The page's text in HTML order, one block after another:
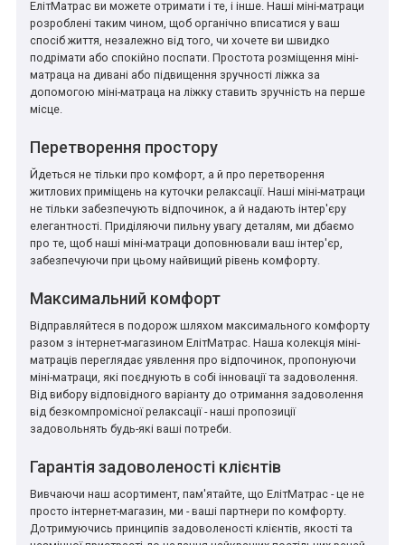
ЕлітМатрас ви можете отримати і те, і інше. Наші міні-матраци
розроблені таким чином, щоб органічно вписатися у ваш
спосіб життя, незалежно від того, чи хочете ви швидко
подрімати або спокійно поспати. Простота розміщення міні-
матраца на дивані або підвищення зручності ліжка за
допомогою міні-матраца на ліжку ставить зручність на перше
місце.
Перетворення простору
Йдеться не тільки про комфорт, а й про перетворення
житлових приміщень на куточки релаксації. Наші міні-матраци
не тільки забезпечують відпочинок, а й надають інтер'єру
елегантності. Приділяючи пильну увагу деталям, ми дбаємо
про те, щоб наші міні-матраци доповнювали ваш інтер'єр,
забезпечуючи при цьому найвищий рівень комфорту.
Максимальний комфорт
Відправляйтеся в подорож шляхом максимального комфорту
разом з інтернет-магазином ЕлітМатрас. Наша колекція міні-
матраців переглядає уявлення про відпочинок, пропонуючи
міні-матраци, які поєднують в собі інновації та задоволення.
Від вибору відповідного варіанту до отримання задоволення
від безкомпромісної релаксації - наші пропозиції
задовольнять будь-які ваші потреби.
Гарантія задоволеності клієнтів
Вивчаючи наш асортимент, пам'ятайте, що ЕлітМатрас - це не
просто інтернет-магазин, ми - ваші партнери по комфорту.
Дотримуючись принципів задоволеності клієнтів, якості та